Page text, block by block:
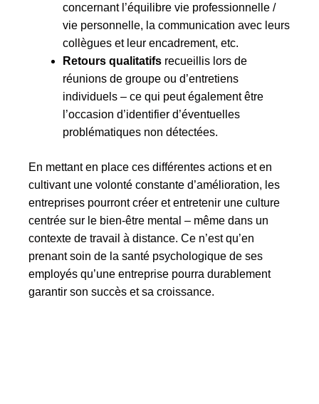
concernant l’équilibre vie professionnelle /
vie personnelle, la communication avec leurs
collègues et leur encadrement, etc.
Retours qualitatifs recueillis lors de
réunions de groupe ou d’entretiens
individuels – ce qui peut également être
l’occasion d’identifier d’éventuelles
problématiques non détectées.
En mettant en place ces différentes actions et en
cultivant une volonté constante d’amélioration, les
entreprises pourront créer et entretenir une culture
centrée sur le bien-être mental – même dans un
contexte de travail à distance. Ce n’est qu’en
prenant soin de la santé psychologique de ses
employés qu’une entreprise pourra durablement
garantir son succès et sa croissance.